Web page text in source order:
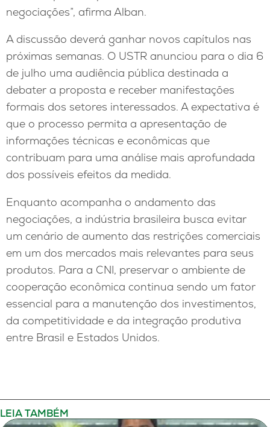
negociações”, afirma Alban.
A discussão deverá ganhar novos capítulos nas
próximas semanas. O USTR anunciou para o dia 6
de julho uma audiência pública destinada a
debater a proposta e receber manifestações
formais dos setores interessados. A expectativa é
que o processo permita a apresentação de
informações técnicas e econômicas que
contribuam para uma análise mais aprofundada
dos possíveis efeitos da medida.
Enquanto acompanha o andamento das
negociações, a indústria brasileira busca evitar
um cenário de aumento das restrições comerciais
em um dos mercados mais relevantes para seus
produtos. Para a CNI, preservar o ambiente de
cooperação econômica continua sendo um fator
essencial para a manutenção dos investimentos,
da competitividade e da integração produtiva
entre Brasil e Estados Unidos.
LEIA TAMBÉM